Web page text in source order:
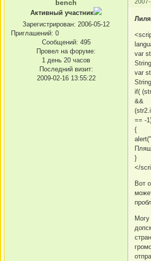
bench
Активный участник
Зарегистрирован: 2006-05-12
Приглашений: 0
Сообщений: 495
Провел на форуме:
1 день 20 часов
Последний визит:
2009-02-16 13:55:22
Лиля
var
var
if(
&&
== -
{
}
</
Вот
Могу